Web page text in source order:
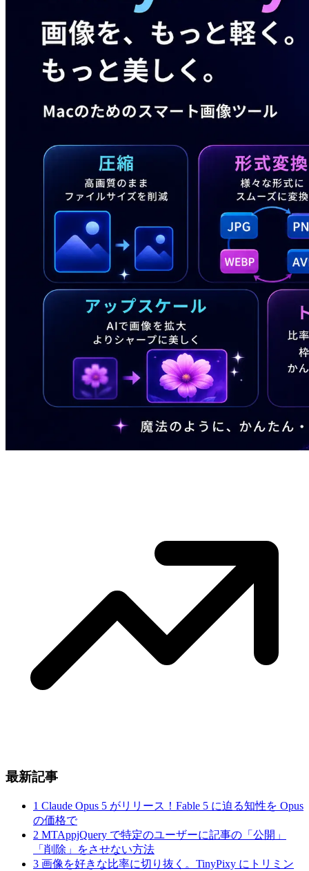
最新記事
1 Claude Opus 5 がリリース！Fable 5 に迫る知性を Opus
の価格で
2 MTAppjQuery で特定のユーザーに記事の「公開」
「削除」をさせない方法
3 画像を好きな比率に切り抜く。TinyPixy にトリミン